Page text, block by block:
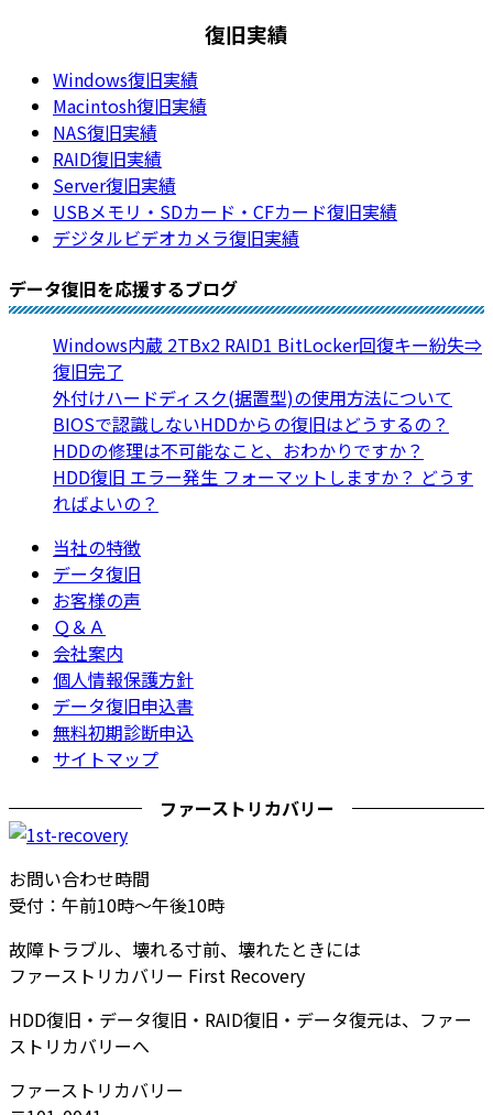
復旧実績
Windows復旧実績
Macintosh復旧実績
NAS復旧実績
RAID復旧実績
Server復旧実績
USBメモリ・SDカード・CFカード復旧実績
デジタルビデオカメラ復旧実績
データ復旧を応援するブログ
Windows内蔵 2TBx2 RAID1 BitLocker回復キー紛失⇒
復旧完了
外付けハードディスク(据置型)の使用方法について
BIOSで認識しないHDDからの復旧はどうするの？
HDDの修理は不可能なこと、おわかりですか？
HDD復旧 エラー発生 フォーマットしますか？ どうす
ればよいの？
当社の特徴
データ復旧
お客様の声
Ｑ＆Ａ
会社案内
個人情報保護方針
データ復旧申込書
無料初期診断申込
サイトマップ
ファーストリカバリー
お問い合わせ時間
受付：午前10時～午後10時
故障トラブル、壊れる寸前、壊れたときには
ファーストリカバリー First Recovery
HDD復旧・データ復旧・RAID復旧・データ復元は、ファー
ストリカバリーへ
ファーストリカバリー